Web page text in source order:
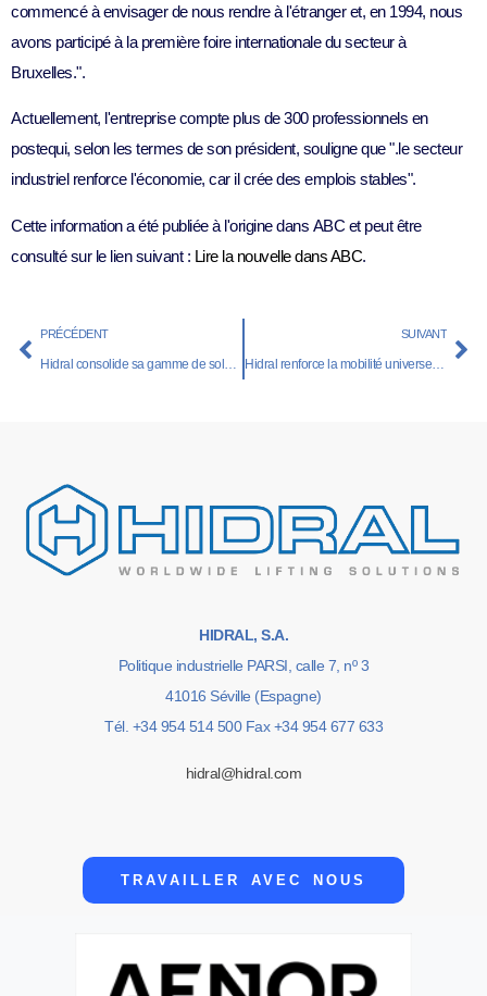
commencé à envisager de nous rendre à l'étranger et, en 1994, nous
avons participé à la première foire internationale du secteur à
Bruxelles.".
Actuellement, l'entreprise compte plus de300 professionnels en
postequi, selon les termes de son président, souligne que ".le secteur
industriel renforce l'économie, car il crée des emplois stables".
Cette information a été publiée à l'origine dans ABC et peut être
consulté sur le lien suivant : Lire la nouvelle dans ABC.
PRÉCÉDENT
Hidral consolide sa gamme de solutions pour les petites et moyennes charges
SUIVANT
Hidral renforce la mobilité universelle avec des solutions d'accessibilité et de levage
HIDRAL, S.A.
Politique industrielle PARSI, calle 7, nº 3
41016 Séville (Espagne)
Tél. +34 954 514 500 Fax +34 954 677 633
hidral@hidral.com
TRAVAILLER AVEC NOUS